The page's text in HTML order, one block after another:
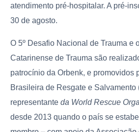
atendimento pré-hospitalar. A pré-
30 de agosto.
O 5º Desafio Nacional de Trauma e
Catarinense de Trauma são
patrocínio da Orbenk, e promovidos
Brasileira de Resgate e Salvamento
representanteda World Rescue
desde 2013 quando o país se